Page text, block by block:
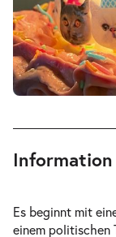
Die
Sa.
Die
Information
Es beginnt mit
einem politischen